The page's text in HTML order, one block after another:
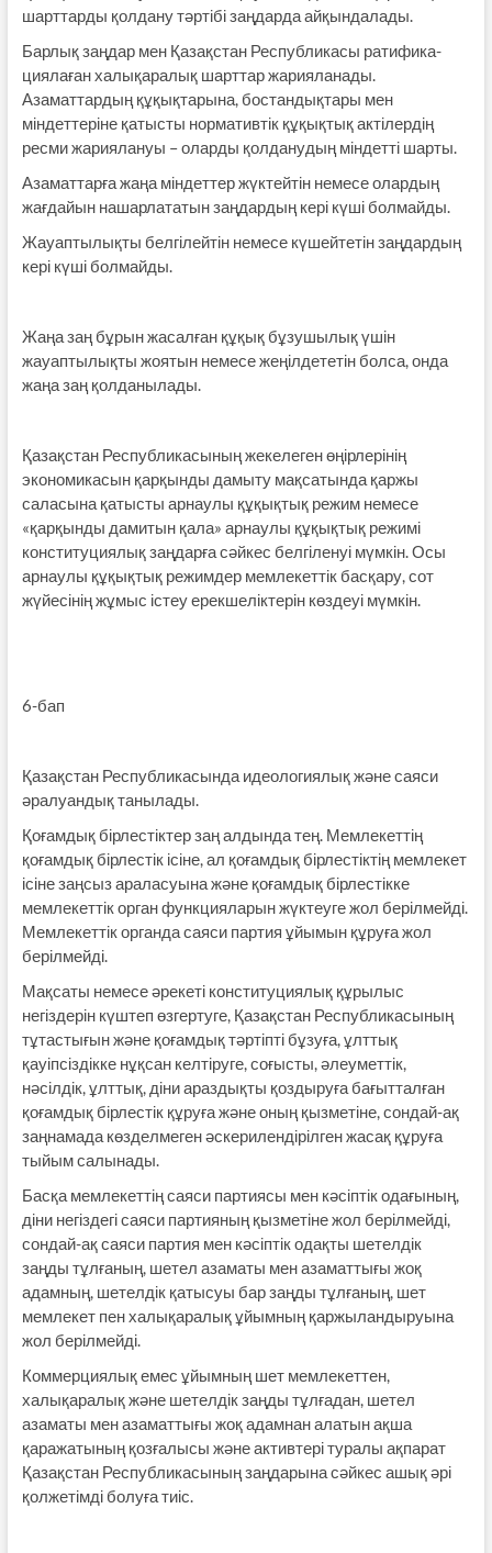
шарттарды қолдану тәртібі заңдарда айқындалады.
Барлық заңдар мен Қазақстан Республикасы ратифика­
циялаған халықаралық шарттар жарияланады.
Азаматтардың құқықтарына, бостандықтары мен
міндеттеріне қатысты нормативтік құқықтық актілердің
ресми жариялануы – оларды қолданудың міндетті шарты.
Азаматтарға жаңа міндеттер жүктейтін немесе олардың
жағдайын нашарлататын заңдардың кері күші болмайды.
Жауаптылықты белгілейтін немесе күшейтетін заңдардың
кері күші болмайды.
Жаңа заң бұрын жасалған құқық бұзушылық үшін
жауаптылықты жоятын немесе жеңілдететін болса, онда
жаңа заң қолданылады.
Қазақстан Республикасының жекелеген өңірлерінің
экономикасын қарқынды дамыту мақсатында қаржы
саласына қатысты арнаулы құқықтық режим немесе
«қарқынды дамитын қала» арнаулы құқықтық режимі
конституциялық заңдарға сәйкес белгіленуі мүмкін. Осы
арнаулы құқықтық режимдер мемлекеттік басқару, сот
жүйесінің жұмыс істеу ерекшеліктерін көздеуі мүмкін.
6-бап
Қазақстан Республикасында идеологиялық және саяси
әралуандық танылады.
Қоғамдық бірлестіктер заң алдында тең. Мемлекеттің
қоғамдық бірлестік ісіне, ал қоғамдық бірлестіктің мемлекет
ісіне заңсыз араласуына және қоғамдық бірлестікке
мемлекеттік орган функцияларын жүктеуге жол берілмейді.
Мемлекеттік органда саяси партия ұйымын құруға жол
берілмейді.
Мақсаты немесе әрекеті конституциялық құрылыс
негіздерін күштеп өзгертуге, Қазақстан Республикасының
тұтастығын және қоғамдық тәртіпті бұзуға, ұлттық
қауіпсіздікке нұқсан келтіруге, соғысты, әлеуметтік,
нәсілдік, ұлттық, діни араздықты қоздыруға бағытталған
қоғамдық бірлестік құруға және оның қызметіне, сондай-ақ
заңнамада көзделмеген әскерилендірілген жасақ құруға
тыйым салынады.
Басқа мемлекеттің саяси партиясы мен кәсіптік одағының,
діни негіздегі саяси партияның қызметіне жол берілмейді,
сондай-ақ саяси партия мен кәсіптік одақты шетелдік
заңды тұлғаның, шетел азаматы мен азаматтығы жоқ
адамның, шетелдік қатысуы бар заңды тұлғаның, шет
мемлекет пен халықаралық ұйымның қаржыландыруына
жол берілмейді.
Коммерциялық емес ұйымның шет мемлекеттен,
халықаралық және шетелдік заңды тұлғадан, шетел
азаматы мен азаматтығы жоқ адамнан алатын ақша
қаражатының қозғалысы және активтері туралы ақпарат
Қазақстан Республикасының заңдарына сәйкес ашық әрі
қолжетімді болуға тиіс.